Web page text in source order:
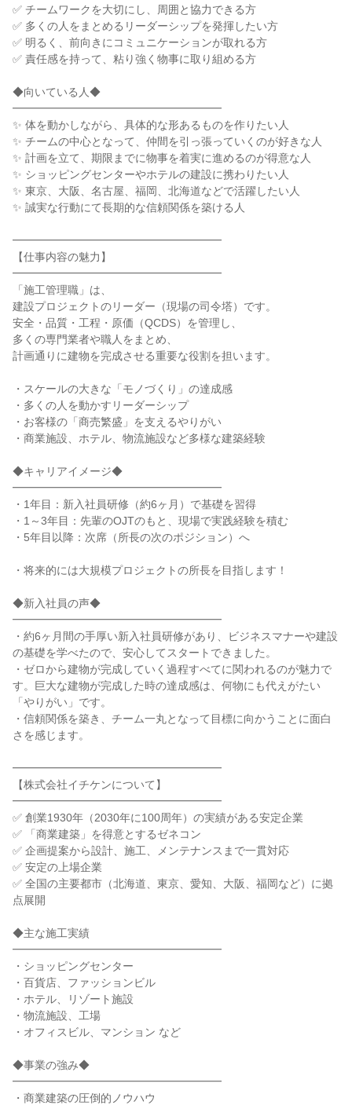
✅ チームワークを大切にし、周囲と協力できる方
✅ 多くの人をまとめるリーダーシップを発揮したい方
✅ 明るく、前向きにコミュニケーションが取れる方
✅ 責任感を持って、粘り強く物事に取り組める方
◆向いている人◆
━━━━━━━━━━━━━━━━━━━
✨ 体を動かしながら、具体的な形あるものを作りたい人
✨ チームの中心となって、仲間を引っ張っていくのが好きな人
✨ 計画を立て、期限までに物事を着実に進めるのが得意な人
✨ ショッピングセンターやホテルの建設に携わりたい人
✨ 東京、大阪、名古屋、福岡、北海道などで活躍したい人
✨ 誠実な行動にて長期的な信頼関係を築ける人
━━━━━━━━━━━━━━━━━━━
【仕事内容の魅力】
━━━━━━━━━━━━━━━━━━━
「施工管理職」は、
建設プロジェクトのリーダー（現場の司令塔）です。
安全・品質・工程・原価（QCDS）を管理し、
多くの専門業者や職人をまとめ、
計画通りに建物を完成させる重要な役割を担います。
・スケールの大きな「モノづくり」の達成感
・多くの人を動かすリーダーシップ
・お客様の「商売繁盛」を支えるやりがい
・商業施設、ホテル、物流施設など多様な建築経験
◆キャリアイメージ◆
━━━━━━━━━━━━━━━━━━━
・1年目：新入社員研修（約6ヶ月）で基礎を習得
・1～3年目：先輩のOJTのもと、現場で実践経験を積む
・5年目以降：次席（所長の次のポジション）へ
・将来的には大規模プロジェクトの所長を目指します！
◆新入社員の声◆
━━━━━━━━━━━━━━━━━━━
・約6ヶ月間の手厚い新入社員研修があり、ビジネスマナーや建設
の基礎を学べたので、安心してスタートできました。
・ゼロから建物が完成していく過程すべてに関われるのが魅力で
す。巨大な建物が完成した時の達成感は、何物にも代えがたい
「やりがい」です。
・信頼関係を築き、チーム一丸となって目標に向かうことに面白
さを感じます。
━━━━━━━━━━━━━━━━━━━
【株式会社イチケンについて】
━━━━━━━━━━━━━━━━━━━
✅ 創業1930年（2030年に100周年）の実績がある安定企業
✅ 「商業建築」を得意とするゼネコン
✅ 企画提案から設計、施工、メンテナンスまで一貫対応
✅ 安定の上場企業
✅ 全国の主要都市（北海道、東京、愛知、大阪、福岡など）に拠
点展開
◆主な施工実績
━━━━━━━━━━━━━━━━━━━
・ショッピングセンター
・百貨店、ファッションビル
・ホテル、リゾート施設
・物流施設、工場
・オフィスビル、マンション など
◆事業の強み◆
━━━━━━━━━━━━━━━━━━━
・商業建築の圧倒的ノウハウ